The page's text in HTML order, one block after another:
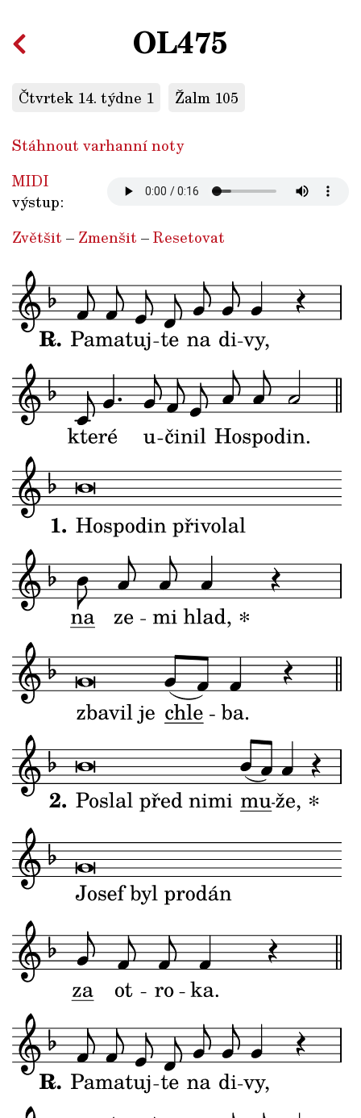
OL475
Čtvrtek 14. týdne 1 Žalm 105
Stáhnout varhanní noty
MIDI
výstup:
Zvětšit – Zmenšit –Resetovat